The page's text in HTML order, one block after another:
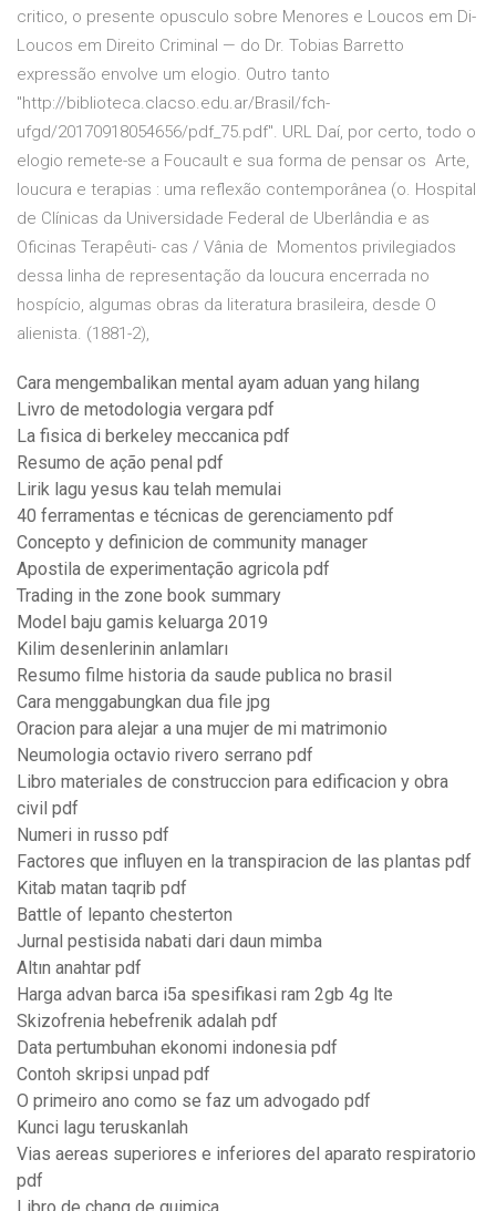
critico, o presente opusculo sobre Menores e Loucos em Di-
Loucos em Direito Criminal — do Dr. Tobias Barretto
expressão envolve um elogio. Outro tanto
"http://biblioteca.clacso.edu.ar/Brasil/fch-
ufgd/20170918054656/pdf_75.pdf". URL Daí, por certo, todo o
elogio remete-se a Foucault e sua forma de pensar os Arte,
loucura e terapias : uma reflexão contemporânea (o. Hospital
de Clínicas da Universidade Federal de Uberlândia e as
Oficinas Terapêuti- cas / Vânia de Momentos privilegiados
dessa linha de representação da loucura encerrada no
hospício, algumas obras da literatura brasileira, desde O
alienista. (1881-2),
Cara mengembalikan mental ayam aduan yang hilang
Livro de metodologia vergara pdf
La fisica di berkeley meccanica pdf
Resumo de ação penal pdf
Lirik lagu yesus kau telah memulai
40 ferramentas e técnicas de gerenciamento pdf
Concepto y definicion de community manager
Apostila de experimentação agricola pdf
Trading in the zone book summary
Model baju gamis keluarga 2019
Kilim desenlerinin anlamları
Resumo filme historia da saude publica no brasil
Cara menggabungkan dua file jpg
Oracion para alejar a una mujer de mi matrimonio
Neumologia octavio rivero serrano pdf
Libro materiales de construccion para edificacion y obra
civil pdf
Numeri in russo pdf
Factores que influyen en la transpiracion de las plantas pdf
Kitab matan taqrib pdf
Battle of lepanto chesterton
Jurnal pestisida nabati dari daun mimba
Altın anahtar pdf
Harga advan barca i5a spesifikasi ram 2gb 4g lte
Skizofrenia hebefrenik adalah pdf
Data pertumbuhan ekonomi indonesia pdf
Contoh skripsi unpad pdf
O primeiro ano como se faz um advogado pdf
Kunci lagu teruskanlah
Vias aereas superiores e inferiores del aparato respiratorio
pdf